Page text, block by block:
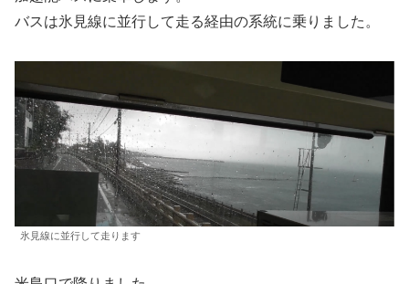
バスは氷見線に並行して走る経由の系統に乗りました。
氷見線に並行して走ります